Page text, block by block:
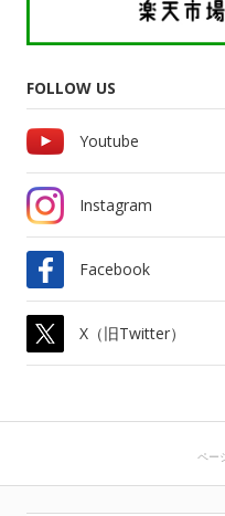
FOLLOW US
Youtube
Instagram
Facebook
X（旧Twitter）
ペー